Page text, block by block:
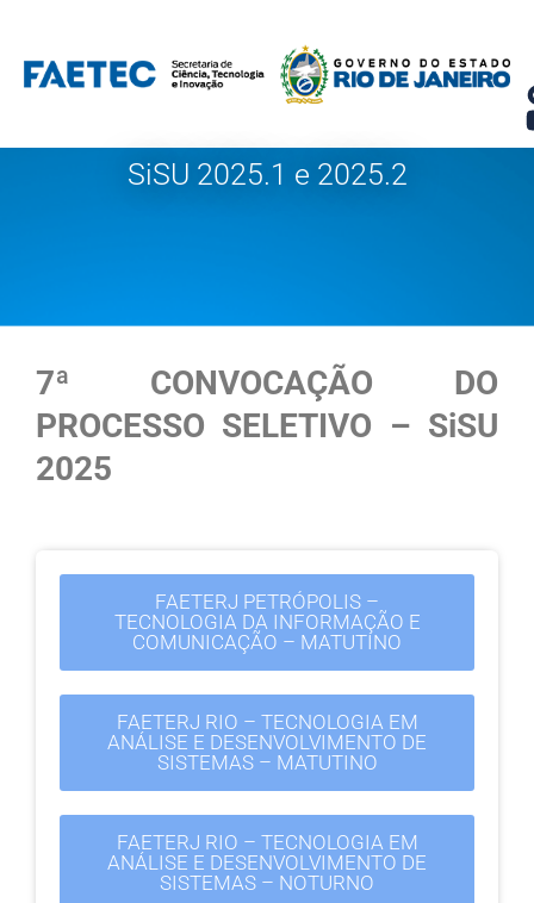
Pular
para
conteúdo
SiSU 2025.1 e 2025.2
7ª CONVOCAÇÃO DO
PROCESSO SELETIVO – SiSU
2025
FAETERJ PETRÓPOLIS –
TECNOLOGIA DA INFORMAÇÃO E
COMUNICAÇÃO – MATUTINO
FAETERJ RIO – TECNOLOGIA EM
ANÁLISE E DESENVOLVIMENTO DE
SISTEMAS – MATUTINO
FAETERJ RIO – TECNOLOGIA EM
ANÁLISE E DESENVOLVIMENTO DE
SISTEMAS – NOTURNO